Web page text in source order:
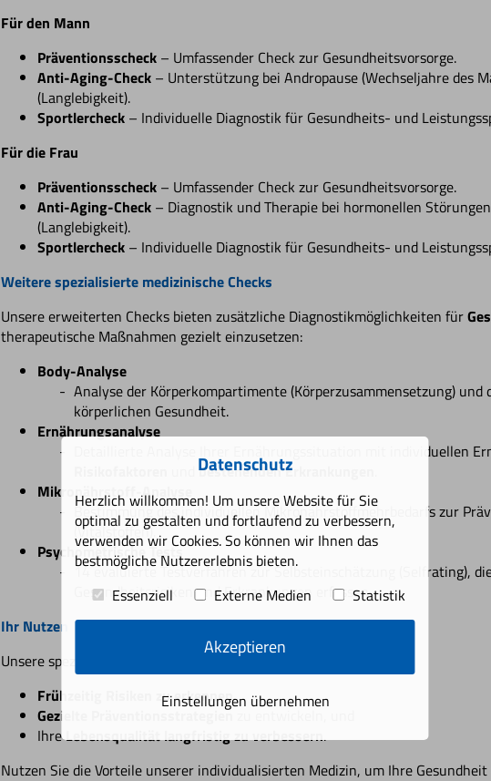
Für den Mann
Präventionsscheck– Umfassender Check zur Gesundheitsvorsorge.
Anti-Aging-Check– Unterstützung bei Andropause (Wechseljahre des
(Langlebigkeit).
Sportlercheck– Individuelle Diagnostik für Gesundheits- und
Für die Frau
Präventionsscheck– Umfassender Check zur Gesundheitsvorsorge.
Anti-Aging-Check– Diagnostik und Therapie bei hormonellen
(Langlebigkeit).
Sportlercheck– Individuelle Diagnostik für Gesundheits- und
Weitere spezialisierte medizinische Checks
Unsere erweiterten Checks bieten zusätzliche Diagnostikmöglichkeiten für
therapeutische Maßnahmen gezielt einzusetzen:
Body-Analyse
Analyse der Körperkompartimente (Körperzusammensetzung)
körperlichen Gesundheit.
Ernährungsanalyse
Detaillierte Analyse Ihrer Ernährungssituation mit individuellen
bestehenden Erkrankungen
Mikronährstoff-Analyse
Bestimmung des individuellen Mikronährstoffmehrbedarfs zur
(Vitalstoffen).
Psychometrische Tests
14 evaluierte Testverfahren zur Selbsteinschätzung (Selfrating),
Gesundheitsrisiken und Erkrankungen erfassen.
Ihr Nutzen
Unsere spezialisierten Checks unterstützen Sie dabei:
Frühzeitig Risiken zu erkennen,
Gezielte Präventionsstrategien
IhreLebensqualität langfristig zu verbessern.
Nutzen Sie die Vorteile unserer individualisierten Medizin, um Ihre
Datenschutz
Herzlich willkommen! Um unsere Website für Sie
optimal zu gestalten und fortlaufend zu verbessern,
verwenden wir Cookies. So können wir Ihnen das
bestmögliche Nutzererlebnis bieten.
Essenziell
Externe Medien Statistik
Akzeptieren
Einstellungen übernehmen